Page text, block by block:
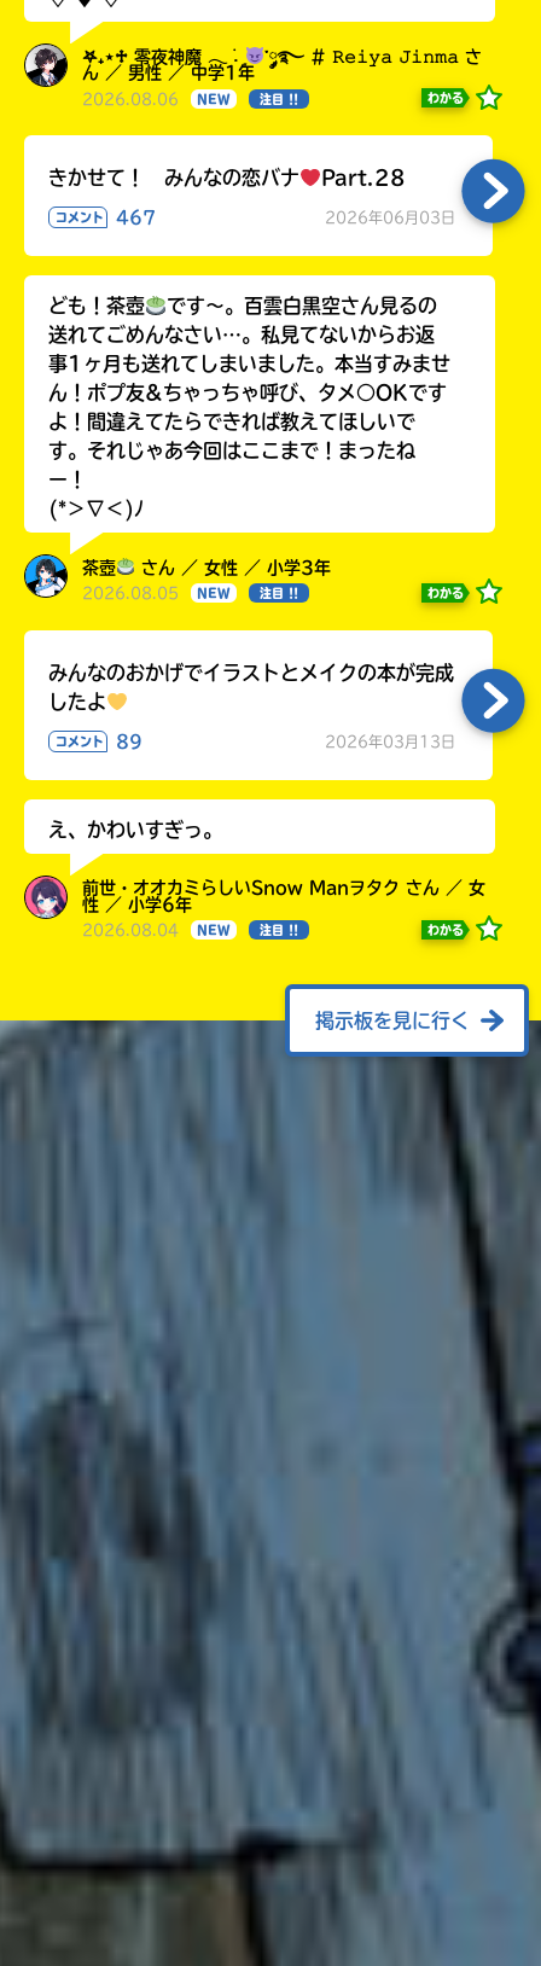
𖤐₊⋆♱ 零夜神魔 𓂃 ࣪˖ ִֶָ
་༘࿐ # 𝚁𝚎𝚒𝚢𝚊 𝙹𝚒𝚗𝚖𝚊 さ
ん ／ 男性 ／ 中学1年
2026.08.06 NEW 注目 !! わかる
きかせて！ みんなの恋バナ Part.28
コメント 467 2026年06月03日
ども！茶壺
です～。百雲白黒空さん見るの
送れてごめんなさい…。私見てないからお返
事1ヶ月も送れてしまいました。本当すみませ
ん！ポプ友&ちゃっちゃ呼び、タメ○OKです
よ！間違えてたらできれば教えてほしいで
す。それじゃあ今回はここまで！まったね
ー！
(*＞∇＜)ﾉ
茶壺 さん ／ 女性 ／ 小学3年
2026.08.05 NEW 注目 !! わかる
みんなのおかげでイラストとメイクの本が完成
したよ
コメント 89 2026年03月13日
え、かわいすぎっ。
前世・オオカミらしいSnow Manヲタク さん ／ 女
性 ／ 小学6年
2026.08.04 NEW 注目 !! わかる
掲示板を見に行く